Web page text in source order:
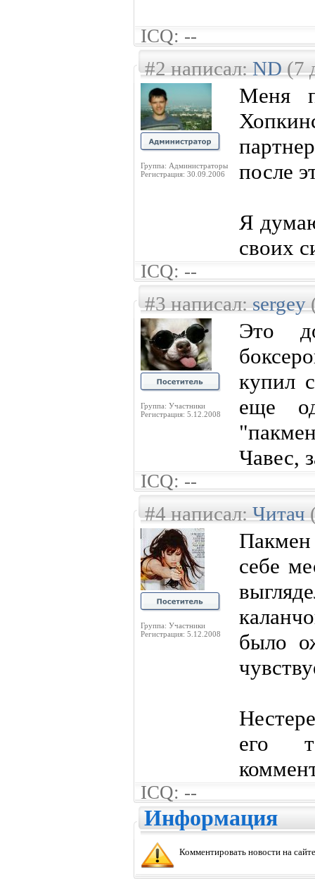
ICQ: --
#2 написал:ND(7
Группа: Администраторы
Регистрация: 30.09.2006
Меня
после
Я
своих
ICQ: --
#3 написал:sergey
Группа: Участники
Регистрация: 5.12.2008
Это
купил
еще
Чавес,
ICQ: --
#4 написал:Читач
Группа: Участники
Регистрация: 5.12.2008
себе
было
его
ICQ: --
Информация
Комментировать новости на